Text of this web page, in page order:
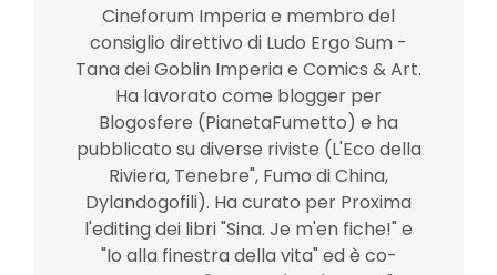
Cineforum Imperia e membro del
consiglio direttivo di Ludo Ergo Sum -
Tana dei Goblin Imperia e Comics & Art.
Ha lavorato come blogger per
Blogosfere (PianetaFumetto) e ha
pubblicato su diverse riviste (L'Eco della
Riviera, Tenebre", Fumo di China,
Dylandogofili). Ha curato per Proxima
l'editing dei libri "Sina. Je m'en fiche!" e
"Io alla finestra della vita" ed è co-